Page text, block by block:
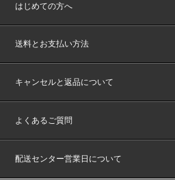
はじめての方へ
送料とお支払い方法
キャンセルと返品について
よくあるご質問
配送センター営業日について